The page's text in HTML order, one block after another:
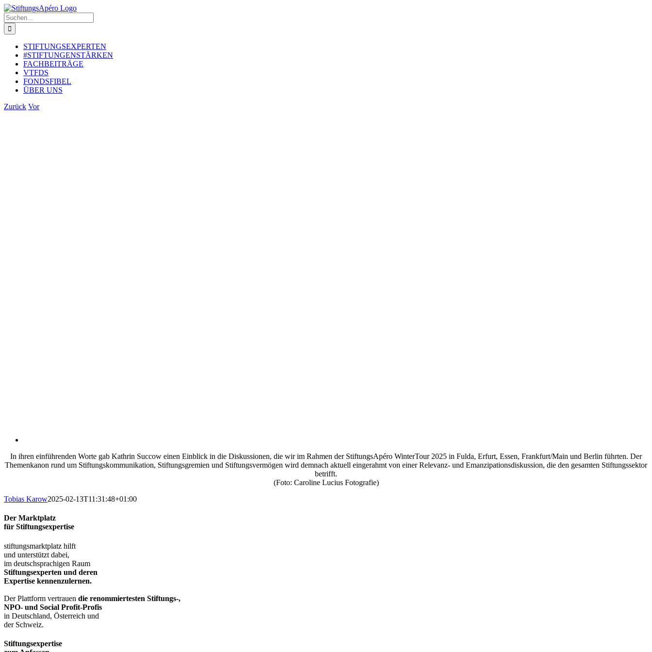
Zum
Inhalt
springen
Suche
nach:
STIFTUNGSEXPERTEN
#STIFTUNGENSTÄRKEN
FACHBEITRÄGE
VTFDS
FONDSFIBEL
ÜBER UNS
Zurück Vor
In ihren einführenden Worte gab Kathrin Succow einen Einblick in die Diskussionen, die wir im Rahmen der StiftungsApéro WinterTour 2025 in Fulda, Erfurt, Essen, Frankfurt/Main und Berlin führten. Der
Themenkanon rund um Stiftungskommunikation, Stiftungsgremien und Stiftungsvermögen wird demnach aktuell eingerahmt von einer Relevanz- und Emanzipationsdiskussion, die den gesamten Stiftungssektor
betrifft.
(Foto: Caroline Lucius Fotografie)
Tobias Karow2025-02-13T11:31:48+01:00
Der Marktplatz
für Stiftungsexpertise
stiftungsmarktplatz hilft
und unterstützt dabei,
im deutschsprachigen Raum
Stiftungsexperten und deren
Expertise kennenzulernen.
Der Plattform vertrauen die renommiertesten Stiftungs-,
NPO- und Social Profit-Profis
in Deutschland, Österreich und
der Schweiz.
Stiftungsexpertise